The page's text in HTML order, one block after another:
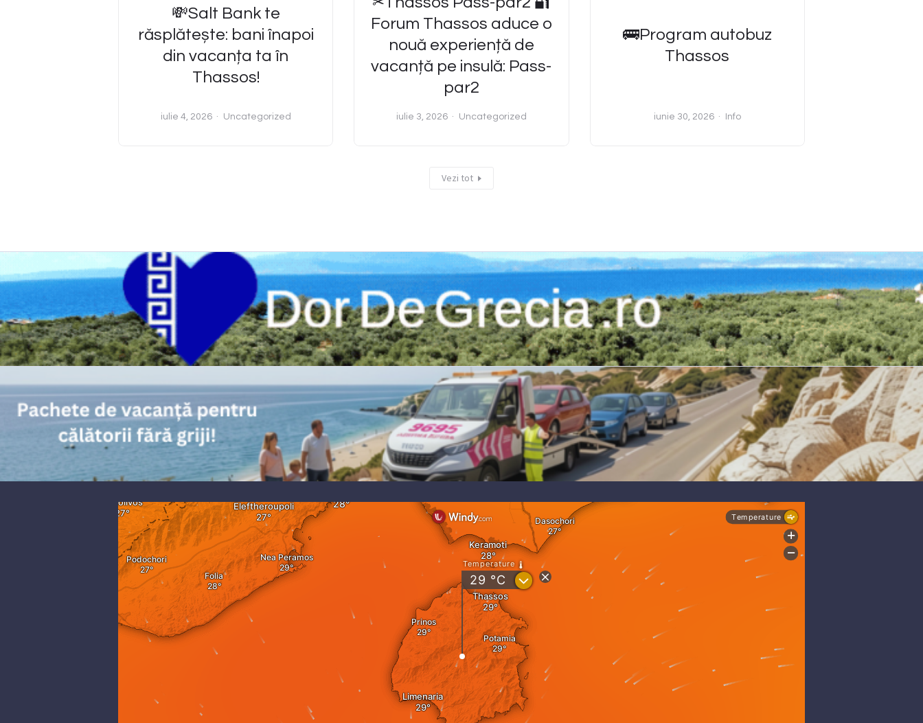
💸Salt Bank te
răsplătește: bani înapoi
din vacanța ta în
Thassos!
iulie 4, 2026 Uncategorized
Forum Thassos aduce o
nouă experiență de
vacanță pe insulă: Pass-
par2
iulie 3, 2026 Uncategorized
🚌Program autobuz
Thassos
iunie 30, 2026 Info
Vezi tot